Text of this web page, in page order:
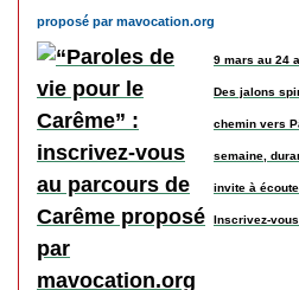
proposé par mavocation.org
9 mars au 24
Des jalons
chemin vers
semaine,
invite à
Inscrivez-vous.